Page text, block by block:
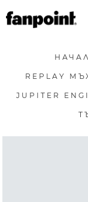
REPLAY
JUPITER